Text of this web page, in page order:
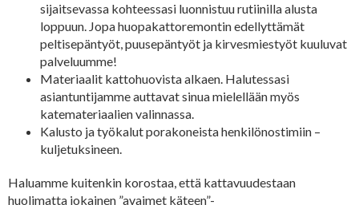
sijaitsevassa kohteessasi luonnistuu rutiinilla alusta
loppuun. Jopa huopakattoremontin edellyttämät
peltisepäntyöt, puusepäntyöt ja kirvesmiestyöt kuuluvat
palveluumme!
Materiaalit kattohuovista alkaen. Halutessasi
asiantuntijamme auttavat sinua mielellään myös
katemateriaalien valinnassa.
Kalusto ja työkalut porakoneista henkilönostimiin –
kuljetuksineen.
Haluamme kuitenkin korostaa, että kattavuudestaan
huolimatta jokainen ”avaimet käteen”-